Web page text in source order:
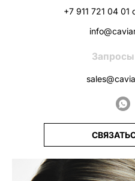
+7 911 721 04 01